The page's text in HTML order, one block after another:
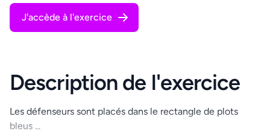
J'accède à l'exercice
Description de l'exercice
Les défenseurs sont placés dans le rectangle de plots
bleus ...